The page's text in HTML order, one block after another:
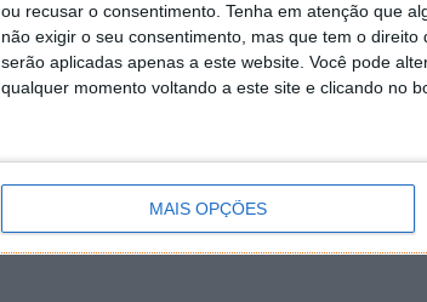
ou recusar o consentimento. Tenha em atenção que
não exigir o seu consentimento, mas que tem o
serão aplicadas apenas a este website. Você pode
qualquer momento voltando a este site e clicando no
MAIS OPÇÕES